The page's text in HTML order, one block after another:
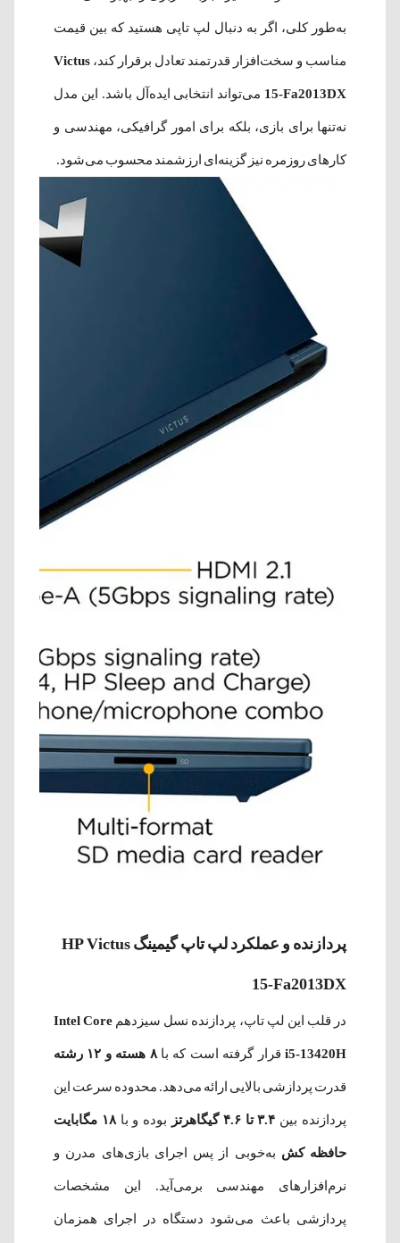
به‌طور کلی، اگر به دنبال لپ تاپی هستید که بین قیمت
مناسب و سخت‌افزار قدرتمند تعادل برقرار کند، Victus
15-Fa2013DX می‌تواند انتخابی ایده‌آل باشد. این مدل
نه‌تنها برای بازی، بلکه برای امور گرافیکی، مهندسی و
کارهای روزمره نیز گزینه‌ای ارزشمند محسوب می‌شود.
پردازنده و عملکرد لپ تاپ گیمینگ HP Victus
15-Fa2013DX
در قلب این لپ تاپ، پردازنده نسل سیزدهم Intel Core
i5-13420Hقرار گرفته است که با۸ هسته و ۱۲ رشته
قدرت پردازشی بالایی ارائه می‌دهد. محدوده سرعت این
پردازنده بین ۳.۴ تا ۴.۶ گیگاهرتز بوده و با ۱۸ مگابایت
حافظه کش به‌خوبی از پس اجرای بازی‌های مدرن و
نرم‌افزارهای مهندسی برمی‌آید. این مشخصات
پردازشی باعث می‌شود دستگاه در اجرای همزمان